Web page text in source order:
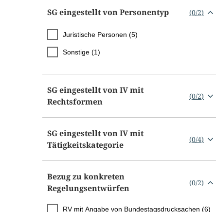
SG eingestellt von Personentyp (0/2)
Juristische Personen (5)
Sonstige (1)
SG eingestellt von IV mit
Rechtsformen
(0/2)
SG eingestellt von IV mit
Tätigkeitskategorie
(0/4)
Bezug zu konkreten
Regelungsentwürfen
(0/2)
RV mit Angabe von Bundestagsdrucksachen (6)